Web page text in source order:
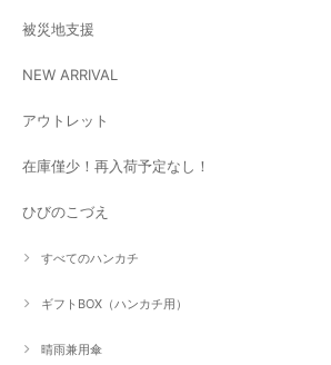
被災地支援
NEW ARRIVAL
アウトレット
在庫僅少！再入荷予定なし！
ひびのこづえ
すべてのハンカチ
ギフトBOX（ハンカチ用）
晴雨兼用傘